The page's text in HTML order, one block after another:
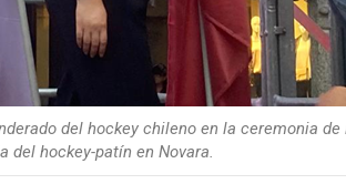
del hockey chileno en la ceremonia
del hockey-patín en Novara.